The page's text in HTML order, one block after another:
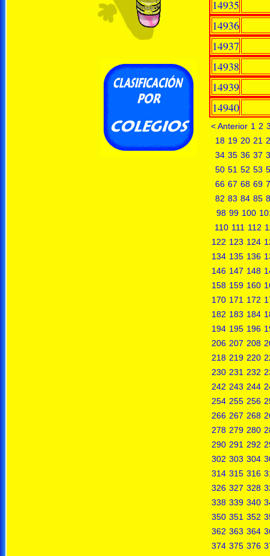
14935
14936
14937
14938
14939
14940
< Anterior 1 2
18 19 20 21
34 35 36 37
50 51 52 53
66 67 68 69
82 83 84 85
98 99 100
110 111 112
122 123 124
134 135 136
146 147 148
158 159 160
170 171 172
182 183 184
194 195 196
206 207 208
218 219 220
230 231 232
242 243 244
254 255 256
266 267 268
278 279 280
290 291 292
302 303 304
314 315 316
326 327 328
338 339 340
350 351 352
362 363 364
374 375 376